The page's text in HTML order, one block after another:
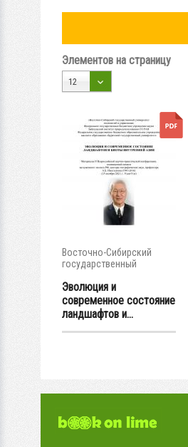
Элементов на страницу
12
Восточно-Сибирский
государственный
Эволюция и
современное состояние
ландшафтов и...